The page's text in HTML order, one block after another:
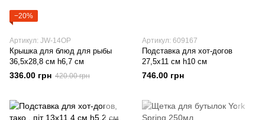
−20%
Артикул: JW-14OP
Крышка для блюд для рыбы
36,5х28,8 см h6,7 см
336.00 грн 420.00 грн
Артикул: 609167
Подставка для хот-догов
27,5х11 см h10 см
746.00 грн